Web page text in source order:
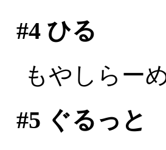
#4ひる
もやしらー
#5 ぐるっと